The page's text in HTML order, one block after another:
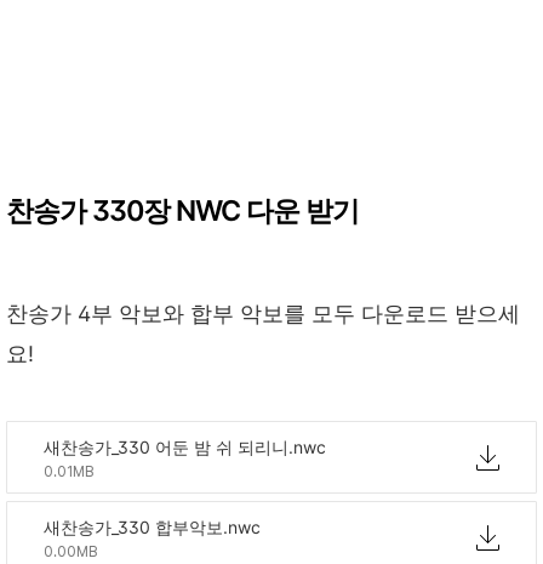
찬송가 330장 NWC 다운 받기
찬송가 4부 악보와 합부 악보를 모두 다운로드 받으세
요!
새찬송가_330 어둔 밤 쉬 되리니.nwc
0.01MB
새찬송가_330 합부악보.nwc
0.00MB